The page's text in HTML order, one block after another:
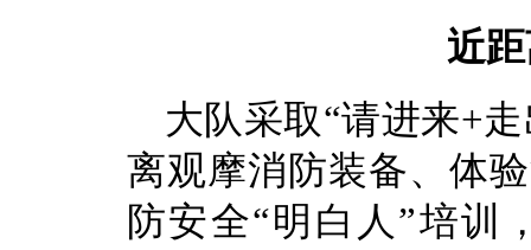
近
大队采取“请进来+
离观摩消防装备、体
防安全“明白人”培训